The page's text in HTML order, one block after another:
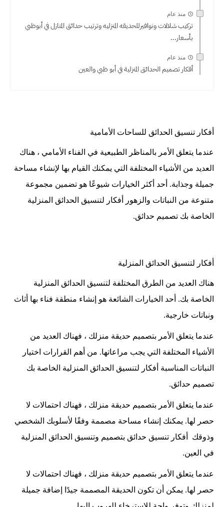
منذ عام
تركيب شلالات ونوافيرللحديقه المنزليه وترتيب حدائق المنازل في أبوظبي
بأسعار...
منذ عام
أفكار تصميم الحدائق المنزلية في أبو ظبي والعين
أفكار تنسيق الحدائق للساحات الأمامية
عندما يتعلق الأمر بالمناظر الطبيعية في الفناء الأمامي ، هناك
العديد من الأشياء المختلفة التي يمكنك القيام بها لإنشاء مساحة
جميلة وجذابة. أحد أكثر الخيارات شيوعًا هو تضمين مجموعة
متنوعة من النباتات والزهور أفكار لتنسيق الحدائق المنزلية
الخاصة بك تصميم حدائق.
أفكار لتنسيق الحدائق المنزلية
هناك العديد من الطرق المختلفة لتنسيق الحدائق المنزلية
الخاصة بك. أحد الخيارات الشائعة هو إنشاء منطقة فناء بها أثاث
ونباتات خارجية.
عندما يتعلق الأمر بتصميم حديقة منزلك ، فهناك العديد من
الأشياء المختلفة التي يجب مراعاتها. من أهم القرارات اختيار
النباتات المناسبة أفكار لتنسيق الحدائق المنزلية الخاصة بك
تصميم حدائق.
عندما يتعلق الأمر بتصميم حديقة منزلك ، فهناك احتمالات لا
حصر لها. يمكنك إنشاء مساحة مصممة وفقًا لأسلوبك الشخصي
وذوقك أفكار تنسيق حدائق بتصميم وتنسيق الحدائق المنزلية
في العين.
عندما يتعلق الأمر بتصميم حديقة منزلك ، فهناك احتمالات لا
حصر لها. يمكن أن تكون الحديقة المصممة جيدًا إضافة جميلة